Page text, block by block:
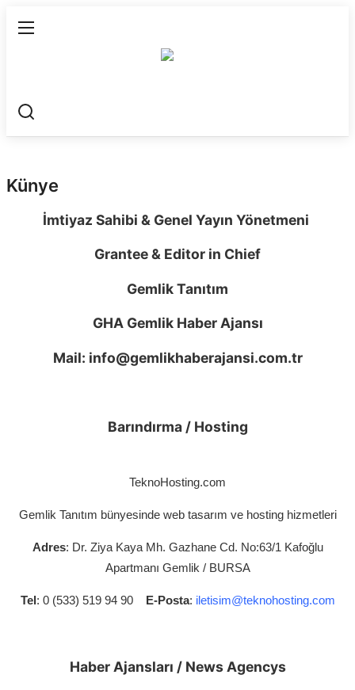
Gündem
Bursa
Künye
Gizlilik Politikası
Künye
İmtiyaz Sahibi & Genel Yayın Yönetmeni
Grantee & Editor in Chief
Gemlik Tanıtım
GHA Gemlik Haber Ajansı
Mail: info@gemlikhaberajansi.com.tr
Barındırma / Hosting
TeknoHosting.com
Gemlik Tanıtım bünyesinde web tasarım ve hosting hizmetleri
Adres: Dr. Ziya Kaya Mh. Gazhane Cd. No:63/1 Kafoğlu
Apartmanı Gemlik / BURSA
Tel: 0 (533) 519 94 90 E-Posta: iletisim@teknohosting.com
Haber Ajansları / News Agencys